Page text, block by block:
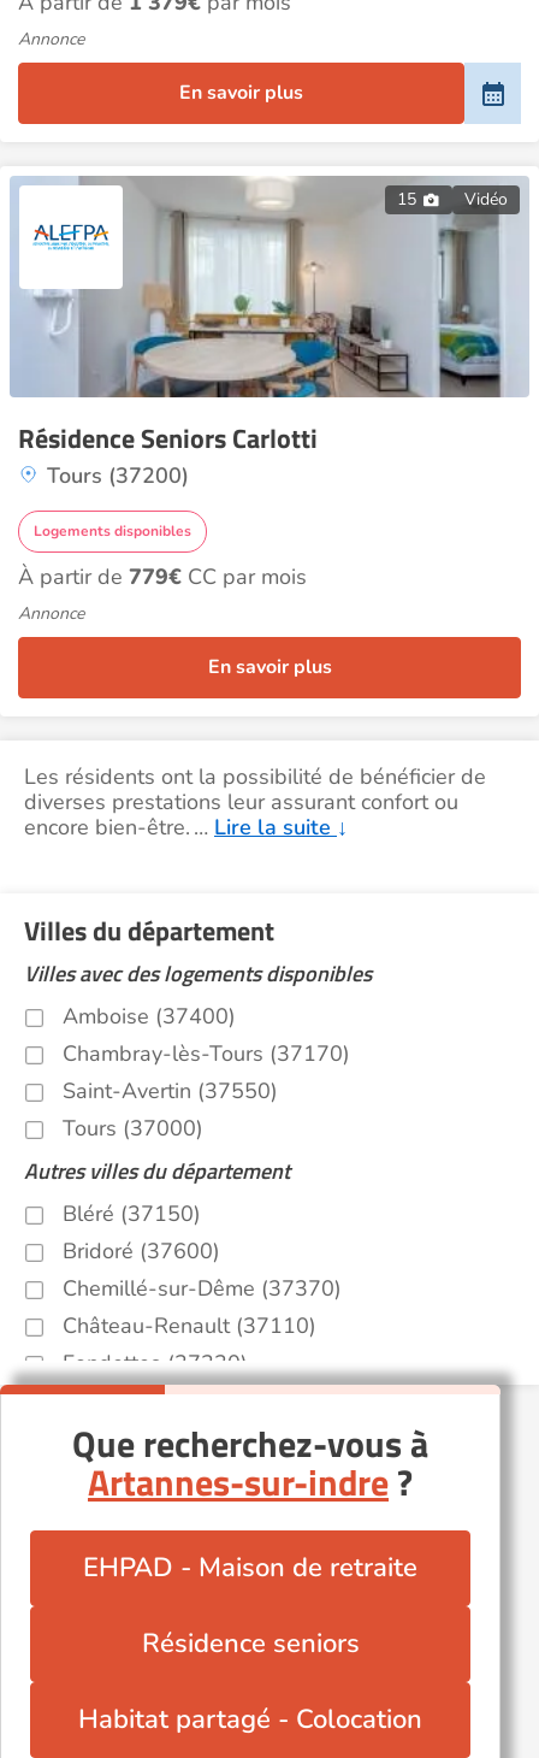
Annonce
En savoir plus
15 Vidéo
Résidence Seniors Carlotti
Tours (37200)
Logements disponibles
À partir de 779€ CC par mois
Annonce
En savoir plus
Les résidents ont la possibilité de bénéficier de
diverses prestations leur assurant confort ou
encore bien-être. … Lire la suite ↓
Villes du département
Villes avec des logements disponibles
Amboise (37400)
Chambray-lès-Tours (37170)
Saint-Avertin (37550)
Tours (37000)
Autres villes du département
Bléré (37150)
Bridoré (37600)
Chemillé-sur-Dême (37370)
Château-Renault (37110)
Fondettes (37230)
Joué-lès-Tours (37300)
La Riche (37520)
La Ville-aux-Dames (37700)
Marigny-Marmande (37120)
Montlouis-sur-Loire (37270)
Saché (37190)
Saint-Cyr-sur-Loire (37540)
Saint-Pierre-des-Corps (37700)
Que recherchez-vous à
Artannes-sur-indre?
EHPAD - Maison de retraite
Résidence seniors
Habitat partagé - Colocation